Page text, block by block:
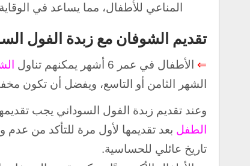
المناعي للأطفال، مما يساعد في
تقديم الشوفان مع زبدة الفول
⇐ الأطفال في عمر 6 أشهر يمكنهم تناول
الشهر الثامن أو التاسع، ويفضل أن تكون
وعند تقديم زبدة الفول السوداني يجب
الطفل بعد تقديمها لأول مرة للتأكد من
تاريخ عائلي للحساسية.